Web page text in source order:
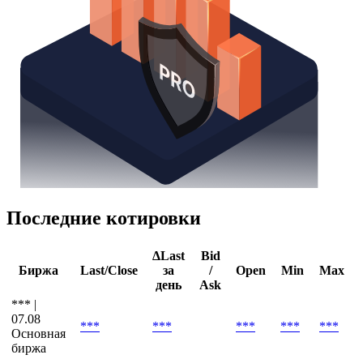
Последние котировки
Биржа Last/Close
ΔLast
за
день
Bid
/
Ask
Open Min Max
*** |
07.08
Основная
биржа
*** *** *** *** ***